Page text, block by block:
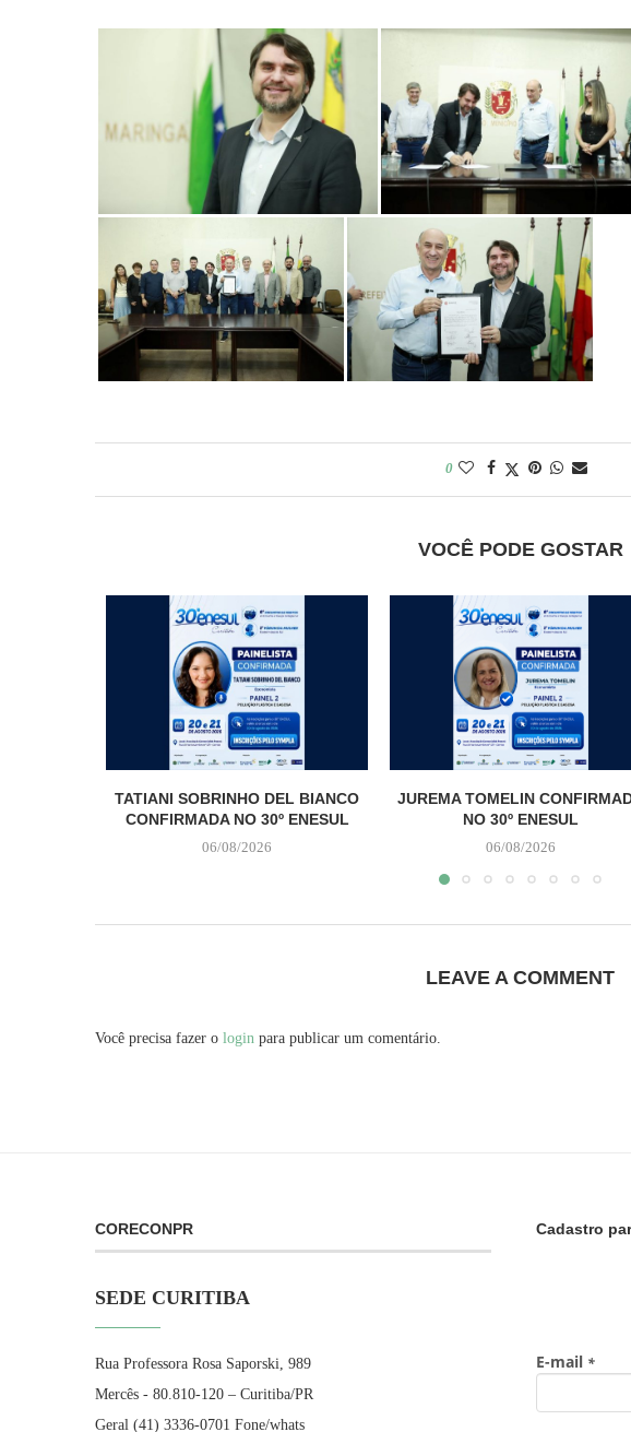
0
VOCÊ PODE GOSTAR
TATIANI SOBRINHO DEL BIANCO
CONFIRMADA NO 30º ENESUL
06/08/2026
JUREMA TOMELIN
NO 30º ENESUL
06/08/2026
LEAVE A COMMENT
Você precisa fazer o login para publicar um comentário.
CORECONPR
SEDE CURITIBA
Rua Professora Rosa Saporski, 989
Mercês - 80.810-120 – Curitiba/PR
Geral (41) 3336-0701 Fone/whats
Cadastro